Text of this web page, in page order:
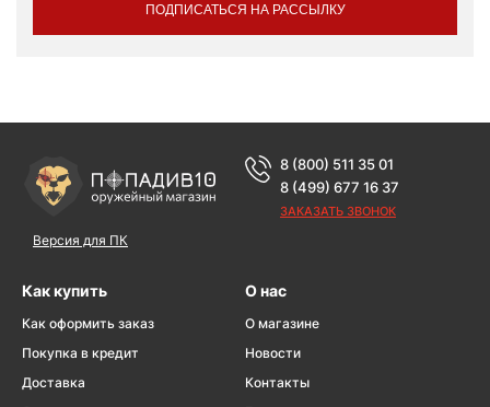
ПОДПИСАТЬСЯ НА РАССЫЛКУ
Версия для ПК
8 (800) 511 35 01
8 (499) 677 16 37
ЗАКАЗАТЬ ЗВОНОК
Как купить
Как оформить заказ
Покупка в кредит
Доставка
О нас
О магазине
Новости
Контакты